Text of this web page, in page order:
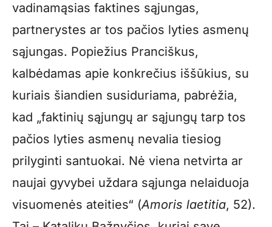
vadinamąsias faktines sąjungas,
partnerystes ar tos pačios lyties asmenų
sąjungas. Popiežius Pranciškus,
kalbėdamas apie konkrečius iššūkius, su
kuriais šiandien susiduriama, pabrėžia,
kad „faktinių sąjungų ar sąjungų tarp tos
pačios lyties asmenų nevalia tiesiog
prilyginti santuokai. Nė viena netvirta ar
naujai gyvybei uždara sąjunga nelaiduoja
visuomenės ateities“ (Amoris laetitia, 52).